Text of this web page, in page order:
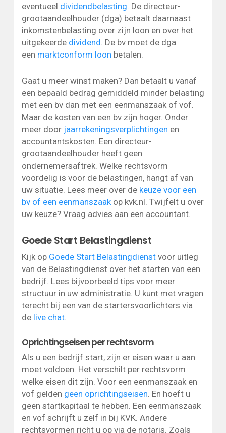
eventueel dividendbelasting. De directeur-
grootaandeelhouder (dga) betaalt daarnaast
inkomstenbelasting over zijn loon en over het
uitgekeerde dividend. De bv moet de dga
een marktconform loon betalen.
Gaat u meer winst maken? Dan betaalt u vanaf
een bepaald bedrag gemiddeld minder belasting
met een bv dan met een eenmanszaak of vof.
Maar de kosten van een bv zijn hoger. Onder
meer door jaarrekeningsverplichtingen en
accountantskosten. Een directeur-
grootaandeelhouder heeft geen
ondernemersaftrek. Welke rechtsvorm
voordelig is voor de belastingen, hangt af van
uw situatie. Lees meer over de keuze voor een
bv of een eenmanszaakop kvk.nl. Twijfelt u over
uw keuze? Vraag advies aan een accountant.
Goede Start Belastingdienst
Kijk op Goede Start Belastingdienstvoor uitleg
van de Belastingdienst over het starten van een
bedrijf. Lees bijvoorbeeld tips voor meer
structuur in uw administratie. U kunt met vragen
terecht bij een van de startersvoorlichters via
de live chat.
Oprichtingseisen per rechtsvorm
Als u een bedrijf start, zijn er eisen waar u aan
moet voldoen. Het verschilt per rechtsvorm
welke eisen dit zijn. Voor een eenmanszaak en
vof gelden geen oprichtingseisen. En hoeft u
geen startkapitaal te hebben. Een eenmanszaak
en vof schrijft u zelf in bij KVK. Andere
rechtsvormen richt u op via de notaris. Zoals